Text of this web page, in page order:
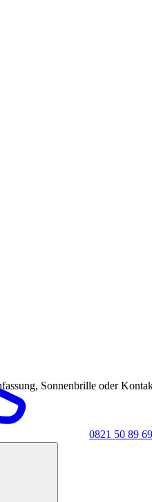
0821 50 89
Sonnenbrille oder